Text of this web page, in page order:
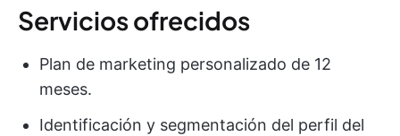
Servicios ofrecidos
Plan de marketing personalizado de 12
meses.
Identificación y segmentación del perfil del